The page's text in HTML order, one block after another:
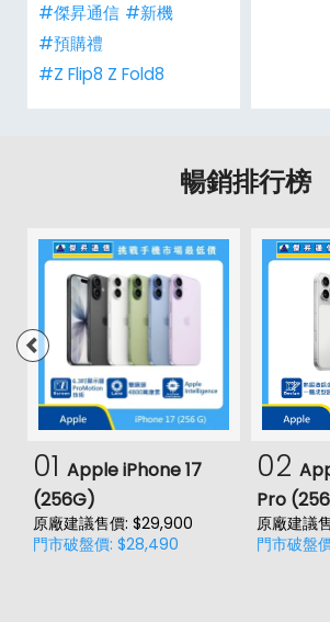
#傑昇通信 #新機
#預購禮
#Z Flip8 Z Fold8
暢銷排行榜
01 Apple iPhone 17
(256G)
原廠建議售價: $29,900
門市破盤價: $28,490
02
Pro
原廠建議
門市破盤